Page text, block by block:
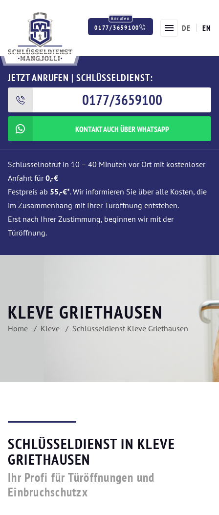
0177/3659100 DE EN
JETZT ANRUFEN | SCHLÜSSELDIENST:
0177/3659100
KONTAKT AUCH ÜBER WHATSAPP
Schlüsselnotruf in 10 – 40 Minuten vor Ort mit kostenloser
Anfahrt für0,-€
Festpreis ab 55,-€*. Wir informieren Sie über alle Kosten, die
im Zusammenhang mit Ihrer Türöffnung entstehen.
Erst nach Ihrer Zustimmung, beginnen wir mit der
Türöffnung.
KLEVE GRIETHAUSEN
Home Kleve Schlüsseldienst Kleve Griethausen
SCHLÜSSELDIENST IN KLEVE
GRIETHAUSEN
Ihr Profi für Türöffnungen und
Einbruchschutzx